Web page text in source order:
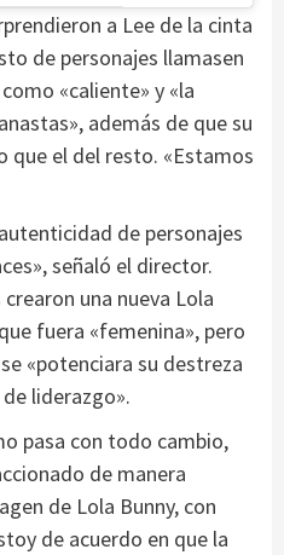
a Lee de la cinta
de personajes llamasen
«caliente» y «la
además de que su
el del resto. «Estamos
de personajes
señaló el director.
una nueva Lola
fuera «femenina», pero
«potenciara su destreza
liderazgo».
pasa con todo cambio,
de manera
de Lola Bunny, con
de acuerdo en que la